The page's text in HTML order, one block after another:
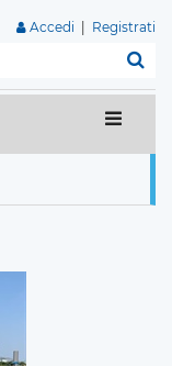
Accedi Registrati